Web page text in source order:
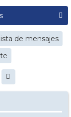
de mensajes